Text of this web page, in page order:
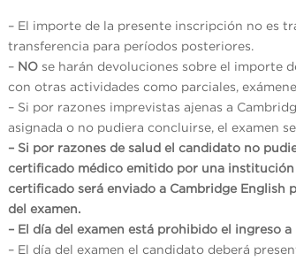
– El importe de la presente inscripción no es
transferencia para períodos posteriores.
– NO se harán devoluciones sobre el importe
con otras actividades como parciales,
– Si por razones imprevistas ajenas a
asignada o no pudiera concluirse, el examen
– Si por razones de salud el candidato no
certificado médico emitido por una institución
certificado será enviado a Cambridge English
del examen.
– El día del examen está prohibido el ingreso
– El día del examen el candidato deberá